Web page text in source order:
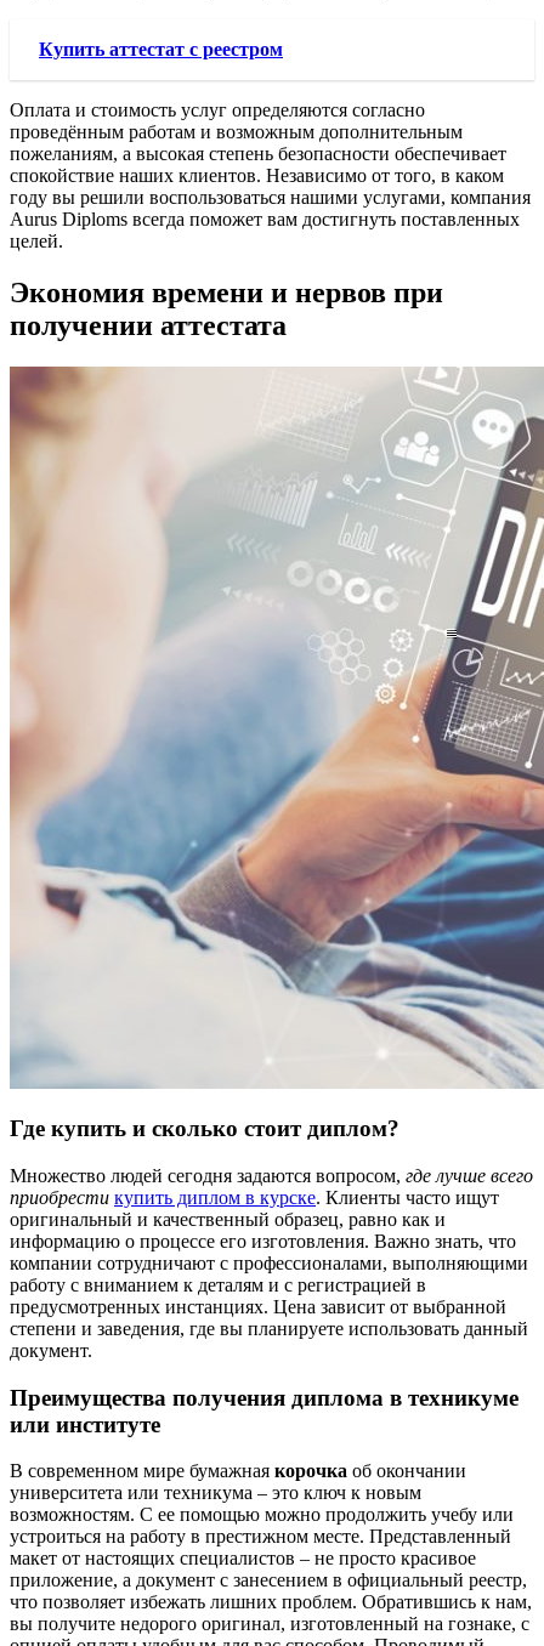
Купить аттестат с реестром
Оплата и стоимость услуг определяются согласно
проведённым работам и возможным дополнительным
пожеланиям, а высокая степень безопасности обеспечивает
спокойствие наших клиентов. Независимо от того, в каком
году вы решили воспользоваться нашими услугами, компания
Aurus Diploms всегда поможет вам достигнуть поставленных
целей.
Экономия времени и нервов при
получении аттестата
Где купить и сколько стоит диплом?
Множество людей сегодня задаются вопросом, где лучше всего
приобрести купить диплом в курске. Клиенты часто ищут
оригинальный и качественный образец, равно как и
информацию о процессе его изготовления. Важно знать, что
компании сотрудничают с профессионалами, выполняющими
работу с вниманием к деталям и с регистрацией в
предусмотренных инстанциях. Цена зависит от выбранной
степени и заведения, где вы планируете использовать данный
документ.
Преимущества получения диплома в техникуме
или институте
В современном мире бумажная корочка об окончании
университета или техникума – это ключ к новым
возможностям. С ее помощью можно продолжить учебу или
устроиться на работу в престижном месте. Представленный
макет от настоящих специалистов – не просто красивое
приложение, а документ с занесением в официальный реестр,
что позволяет избежать лишних проблем. Обратившись к нам,
вы получите недорого оригинал, изготовленный на гознаке, с